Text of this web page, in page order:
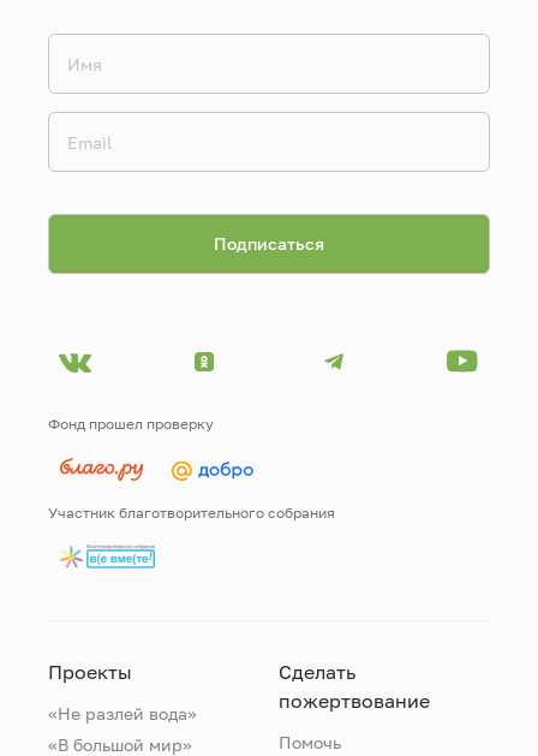
Фонд прошел проверку
Участник благотворительного собрания
Проекты
«Не разлей вода»
«В большой мир»
Сделать
пожертвование
Помочь